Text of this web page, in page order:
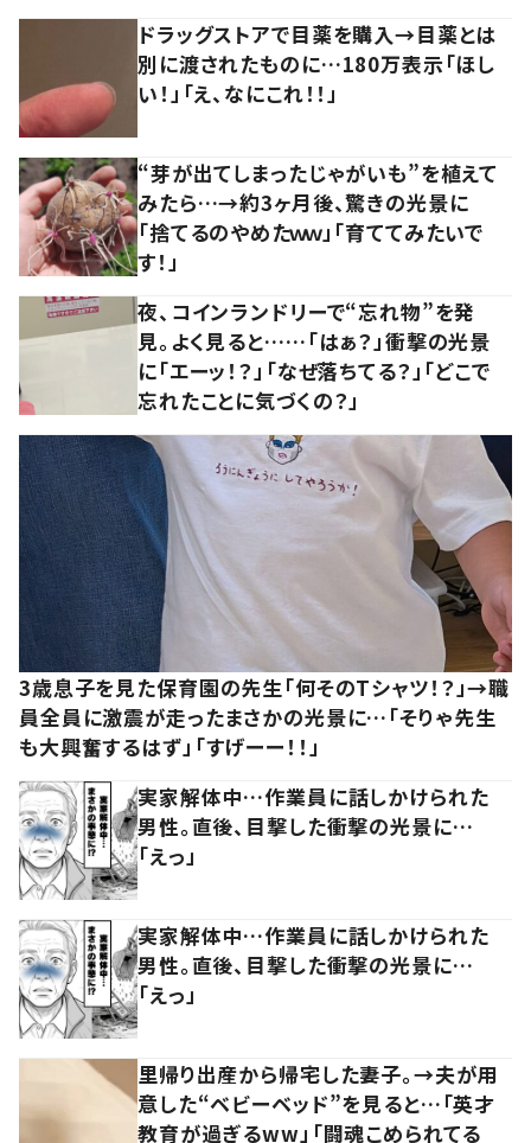
ドラッグストアで目薬を購入→目薬とは
別に渡されたものに…180万表示「ほし
い！」「え、なにこれ！！」
“芽が出てしまったじゃがいも”を植えて
みたら…→約3ヶ月後、驚きの光景に
「捨てるのやめたｗｗ」「育ててみたいで
す！」
夜、コインランドリーで“忘れ物”を発
見。よく見ると……「はぁ？」衝撃の光景
に「エーッ！？」「なぜ落ちてる？」「どこで
忘れたことに気づくの？」
3歳息子を見た保育園の先生「何そのTシャツ！？」→職
員全員に激震が走ったまさかの光景に…「そりゃ先生
も大興奮するはず」「すげーー！！」
実家解体中…作業員に話しかけられた
男性。直後、目撃した衝撃の光景に…
「えっ」
実家解体中…作業員に話しかけられた
男性。直後、目撃した衝撃の光景に…
「えっ」
里帰り出産から帰宅した妻子。→夫が用
意した“ベビーベッド”を見ると…「英才
教育が過ぎるww」「闘魂こめられてる